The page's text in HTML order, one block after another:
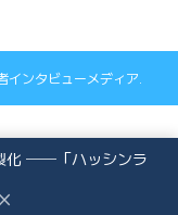
インタビューメディア.
化 ──「ハッシンラ
×